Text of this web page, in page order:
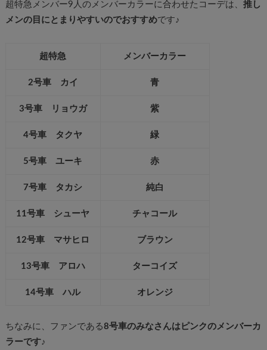
超特急メンバー9人のメンバーカラーに合わせたコーデは、 推し
メンの目にとまりやすいのでおすすめです♪
超特急 メンバーカラー
2号車 カイ 青
3号車 リョウガ 紫
4号車 タクヤ 緑
5号車 ユーキ 赤
7号車 タカシ 純白
11号車 シューヤ チャコール
12号車 マサヒロ ブラウン
13号車 アロハ ターコイズ
14号車 ハル オレンジ
ちなみに、ファンである8号車のみなさんはピンクのメンバーカ
ラーです♪